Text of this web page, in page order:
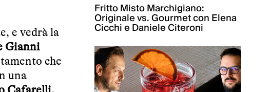
e vedrà la
Gianni
che
una
Fritto Misto Marchigiano:
Originale vs. Gourmet con Elena
Cicchi e Daniele Citeroni